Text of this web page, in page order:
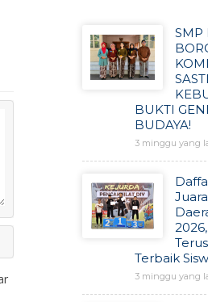
SMP
BUKTI
BUDAYA!
3 minggu yang
Terbaik
3 minggu yang